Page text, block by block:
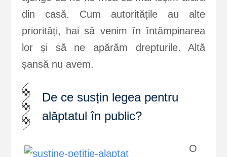
din casă. Cum autoritățile au alte
priorități, hai să venim în întâmpinarea
lor și să ne apărăm drepturile. Altă
șansă nu avem.
De ce susțin legea pentru
alăptatul în public?
O